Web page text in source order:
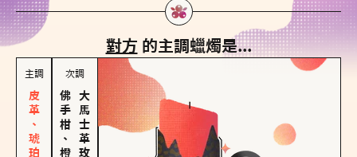
對方 的主調蠟燭是...
主調 次調
佛手柑、橙花大馬士革玫瑰